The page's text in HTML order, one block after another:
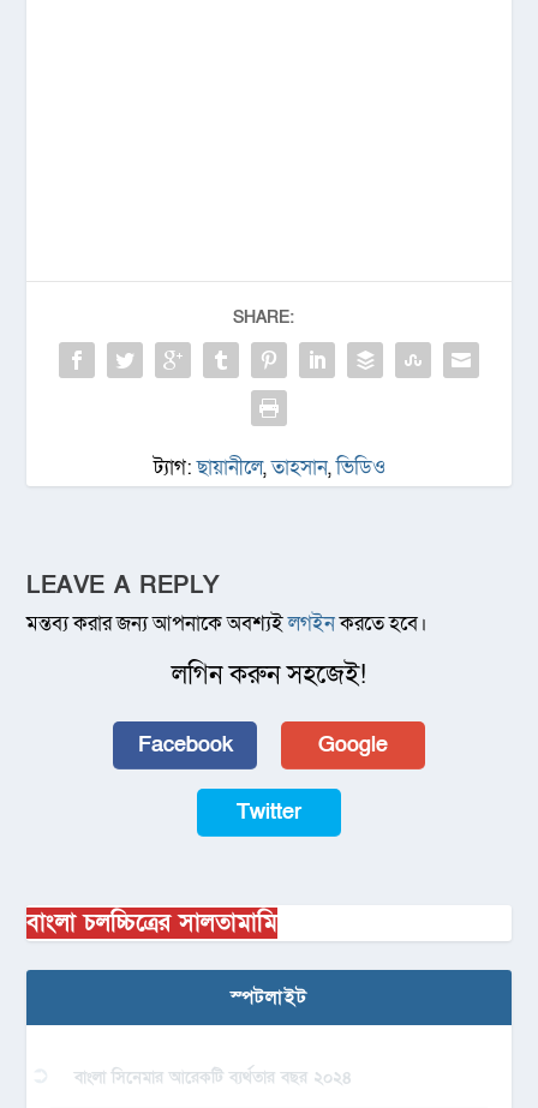
SHARE:
ট্যাগ:ছায়ানীলে,তাহসান,ভিডিও
LEAVE A REPLY
মন্তব্য করার জন্য আপনাকে অবশ্যইলগইনকরতে হবে।
লগিন করুন সহজেই!
Facebook Google
Twitter
বাংলা চলচ্চিত্রের সালতামামি
স্পটলাইট
বাংলা সিনেমার আরেকটি ব্যর্থতার বছর ২০২৪